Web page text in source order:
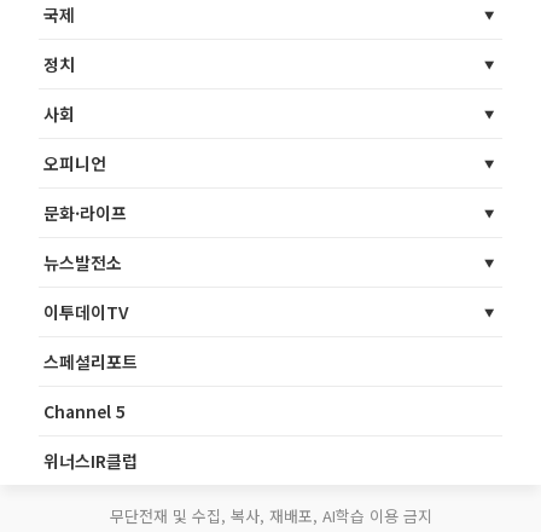
국제
정치
사회
오피니언
문화·라이프
뉴스발전소
이투데이TV
스페셜리포트
Channel 5
위너스IR클럽
무단전재 및 수집, 복사, 재배포, AI학습 이용 금지